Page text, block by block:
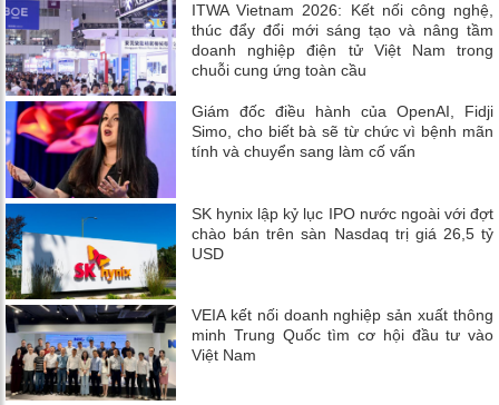
ITWA Vietnam 2026: Kết nối công nghệ,
thúc đẩy đổi mới sáng tạo và nâng tầm
doanh nghiệp điện tử Việt Nam trong
chuỗi cung ứng toàn cầu
Giám đốc điều hành của OpenAI, Fidji
Simo, cho biết bà sẽ từ chức vì bệnh mãn
tính và chuyển sang làm cố vấn
SK hynix lập kỷ lục IPO nước ngoài với đợt
chào bán trên sàn Nasdaq trị giá 26,5 tỷ
USD
VEIA kết nối doanh nghiệp sản xuất thông
minh Trung Quốc tìm cơ hội đầu tư vào
Việt Nam